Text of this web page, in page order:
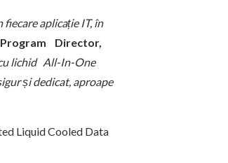
aplicație IT, în
Program Director,
lichid All-In-One
și dedicat, aproape
Liquid Cooled Data